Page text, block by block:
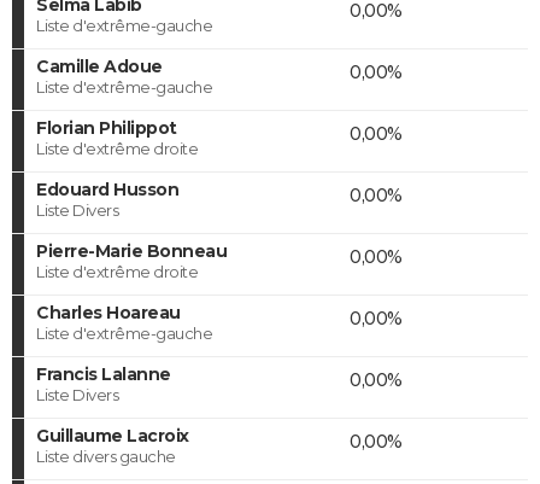
Selma Labib
Liste d'extrême-gauche
0,00%
Camille Adoue
Liste d'extrême-gauche
0,00%
Florian Philippot
Liste d'extrême droite
0,00%
Edouard Husson
Liste Divers
0,00%
Pierre-Marie Bonneau
Liste d'extrême droite
0,00%
Charles Hoareau
Liste d'extrême-gauche
0,00%
Francis Lalanne
Liste Divers
0,00%
Guillaume Lacroix
Liste divers gauche
0,00%